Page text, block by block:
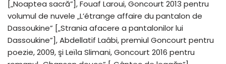
[„Noaptea sacră”], Fouaf Laroui, Goncourt 2013 pentru
volumul de nuvele „L’étrange affaire du pantalon de
Dassoukine” [„Strania afacere a pantalonilor lui
Dassoukine”], Abdellatif Laâbi, premiul Goncourt pentru
poezie, 2009, şi Leïla Slimani, Goncourt 2016 pentru